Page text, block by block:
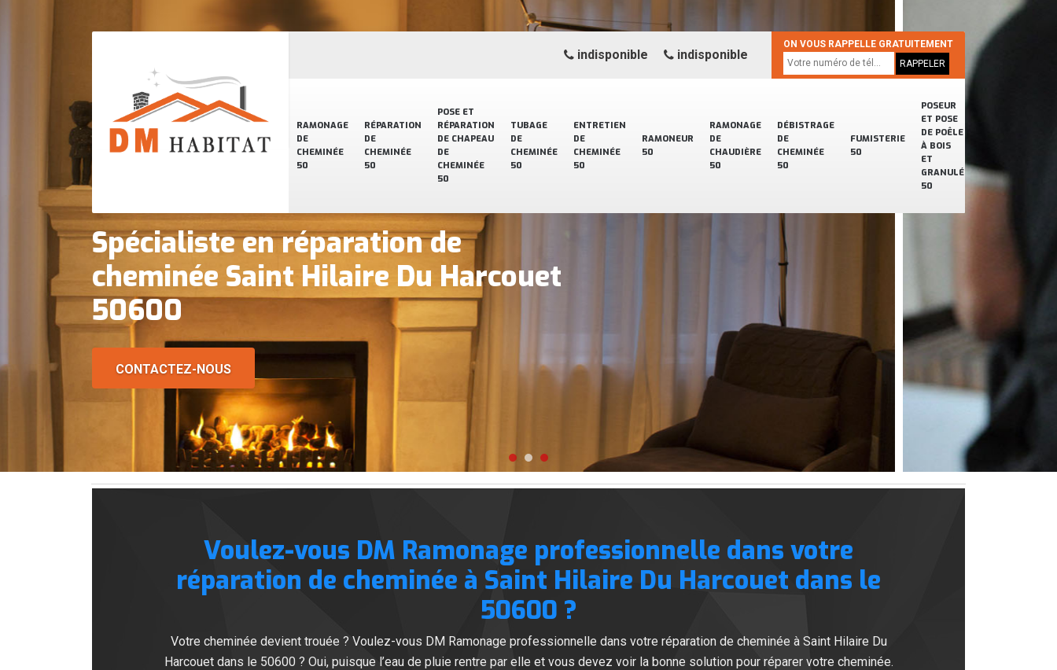
RAMONAGE
DE
CHEMINÉE
50
RÉPARATION
DE
CHEMINÉE
50
POSE ET
RÉPARATION
DE CHAPEAU
DE
CHEMINÉE
50
TUBAGE
DE
CHEMINÉE
50
ENTRETIEN
DE
CHEMINÉE
50
RAMONEUR
50
RAMONAGE
DE
CHAUDIÈRE
50
DÉBISTRAGE
DE
CHEMINÉE
50
FUMISTERIE
50
POSEUR
ET POSE
DE POÊLE
À BOIS
ET
GRANULÉ
50
indisponible indisponible
ON VOUS RAPPELLE GRATUITEMENT
Spécialiste en réparation de
cheminée Saint Hilaire Du Harcouet
50600
CONTACTEZ-NOUS
Voulez-vous DM Ramonage professionnelle dans votre
réparation de cheminée à Saint Hilaire Du Harcouet dans le
50600 ?
Votre cheminée devient trouée ? Voulez-vous DM Ramonage professionnelle dans votre réparation de cheminée à Saint Hilaire Du
Harcouet dans le 50600 ? Oui, puisque l’eau de pluie rentre par elle et vous devez voir la bonne solution pour réparer votre cheminée.